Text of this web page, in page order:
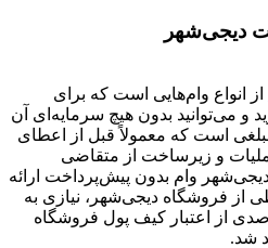
دیجی‌شهر
از انواع وام‌هایی است که برای
و می‌توانید بدون هیچ سرمایه‌ای آن
است که معمولاً قبل از اعطای
و زیرساخت از متقاضی
وام بدون پیش‌پرداخت ارائه
از فروشگاه دیجی‌شهر، نیازی به
از اعتبار کیف پول فروشگاه
شد.